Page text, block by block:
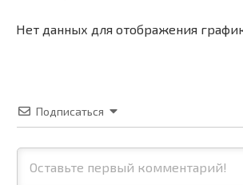
Нет данных для отображения
Подписаться